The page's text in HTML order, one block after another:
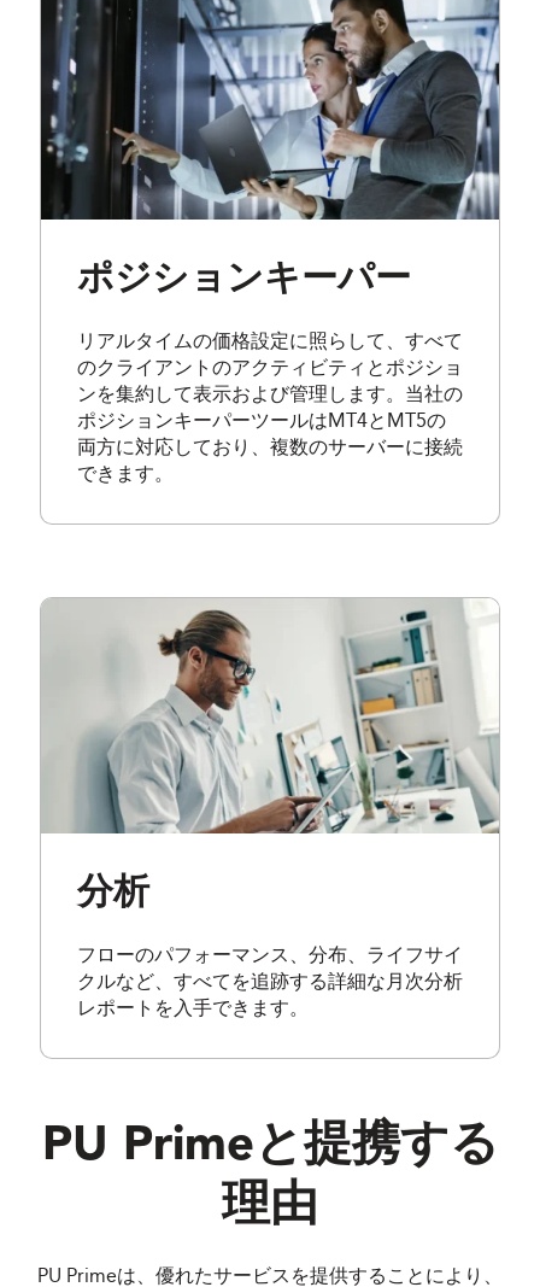
ポジションキーパー
リアルタイムの価格設定に照らして、すべて
のクライアントのアクティビティとポジショ
ンを集約して表示および管理します。当社の
ポジションキーパーツールはMT4とMT5の
両方に対応しており、複数のサーバーに接続
できます。
分析
フローのパフォーマンス、分布、ライフサイ
クルなど、すべてを追跡する詳細な月次分析
レポートを入手できます。
PU Prime と提携する
理由
PU Primeは、優れたサービスを提供することにより、